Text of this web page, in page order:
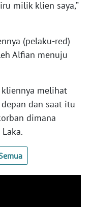
milik klien saya,”
(pelaku-red)
Alfian menuju
melihat
dan saat itu
dimana